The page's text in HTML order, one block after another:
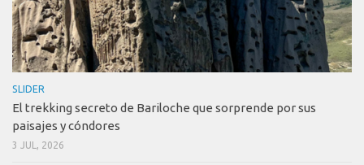
SLIDER
El trekking secreto de Bariloche que sorprende por sus
paisajes y cóndores
3 JUL, 2026